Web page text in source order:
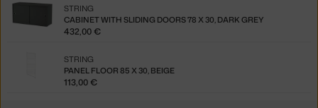
CABINET WITH SLIDING DOORS 78 X 30, DARK GREY
STRING
432,00 €
PANEL FLOOR 85 X 30, BEIGE
STRING
113,00 €